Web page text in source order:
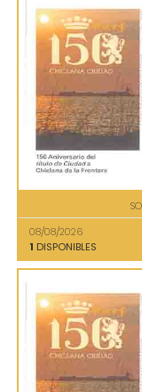
08/08/2026
1 DISPONIBLES